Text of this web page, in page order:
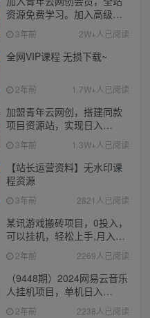
资源免费学习。加入高级合
伙人，推广日入1000+
3年前 2W+人已阅读
全网VIP课程 无损下载~
2年前 1.7W+人已阅读
加盟青年云网创，搭建同款
项目资源站，实现日入
2000+
3年前 1.3W+人已阅读
【站长运营资料】无水印课
程资源
3年前 2821人已阅读
某讯游戏搬砖项目，0投入，
可以挂机，轻松上手,月入
3000+上不封顶
2年前 2269人已阅读
（9448期）2024网易云音乐
人挂机项目，单机日入
150+，无脑月入5000+
2年前 2238人已阅读